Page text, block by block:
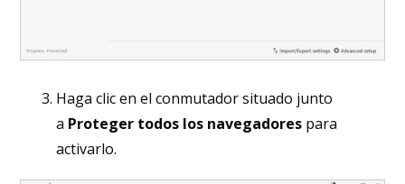
Haga clic en el conmutador situado junto
a Proteger todos los navegadores para
activarlo.